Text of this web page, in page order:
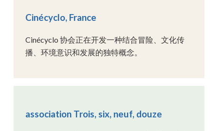
Cinécyclo, France
Cinécyclo 协会正在开发一种结合冒险、文化传
播、环境意识和发展的独特概念。
association Trois, six, neuf, douze